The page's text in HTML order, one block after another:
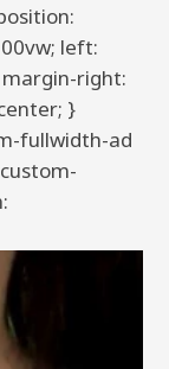
left:
right:
}
fullwidth-ad